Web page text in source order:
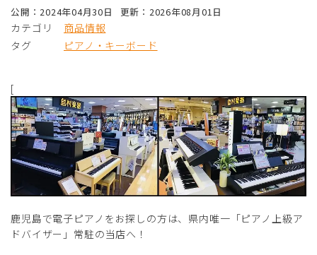
公開：2024年04月30日 更新：2026年08月01日
カテゴリ
商品情報
タグ
ピアノ・キーボード
[
鹿児島で電子ピアノをお探しの方は、県内唯一「ピアノ上級ア
ドバイザー」常駐の当店へ！